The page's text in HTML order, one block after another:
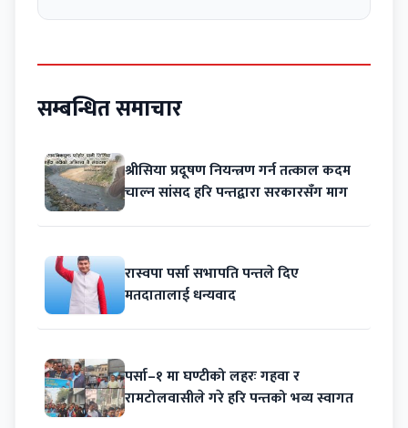
सम्बन्धित समाचार
श्रीसिया प्रदूषण नियन्त्रण गर्न तत्काल कदम
चाल्न सांसद हरि पन्तद्वारा सरकारसँग माग
रास्वपा पर्सा सभापति पन्तले दिए
मतदातालाई धन्यवाद
पर्सा–१ मा घण्टीको लहरः गहवा र
रामटोलवासीले गरे हरि पन्तको भव्य स्वागत